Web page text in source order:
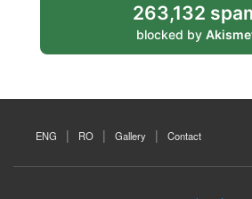
263,132
blocked by
ENG RO Gallery Contact